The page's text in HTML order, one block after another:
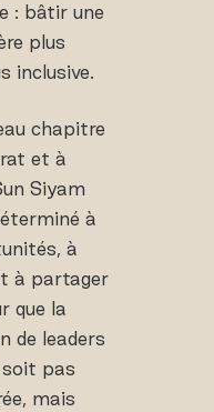
: bâtir une
plus
inclusive.
chapitre
et à
Siyam
à
à
à partager
que la
de leaders
soit pas
mais